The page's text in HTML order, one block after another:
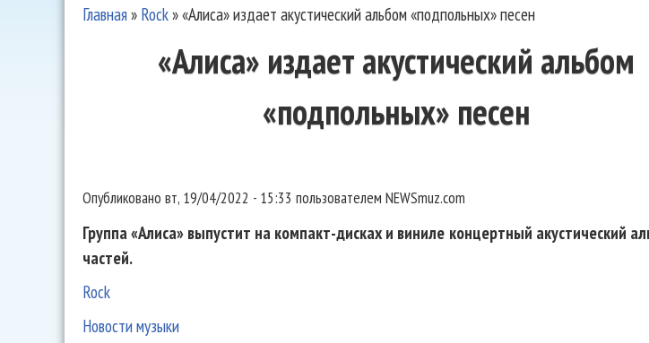
Главная» Rock»«Алиса» издает акустический альбом «подпольных» песен
«Алиса» издает акустический альбом
«подпольных» песен
Опубликовано вт, 19/04/2022 - 15:33 пользователем NEWSmuz.com
Группа «Алиса» выпустит на компакт-дисках и виниле концертный акустический
частей.
Rock
Новости музыки